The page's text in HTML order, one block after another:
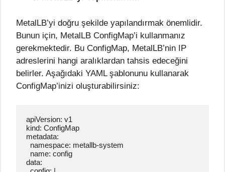
MetalLB’yi doğru şekilde yapılandırmak önemlidir.
Bunun için, MetalLB ConfigMap’i kullanmanız
gerekmektedir. Bu ConfigMap, MetalLB’nin IP
adreslerini hangi aralıklardan tahsis edeceğini
belirler. Aşağıdaki YAML şablonunu kullanarak
ConfigMap’inizi oluşturabilirsiniz:
apiVersion: v1
kind: ConfigMap
metadata:
data: